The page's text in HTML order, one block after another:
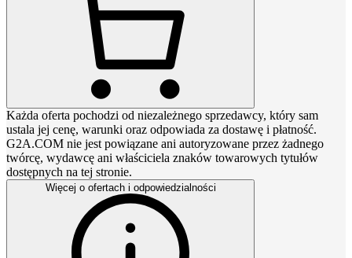
Każda oferta pochodzi od niezależnego sprzedawcy, który sam
ustala jej cenę, warunki oraz odpowiada za dostawę i płatność.
G2A.COM nie jest powiązane ani autoryzowane przez żadnego
twórcę, wydawcę ani właściciela znaków towarowych tytułów
dostępnych na tej stronie.
Więcej o ofertach i odpowiedzialności